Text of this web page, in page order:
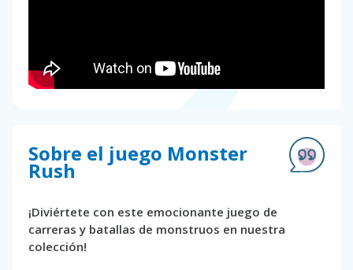
Sobre el juego Monster
Rush
¡Diviértete con este emocionante juego de
carreras y batallas de monstruos en nuestra
colección!